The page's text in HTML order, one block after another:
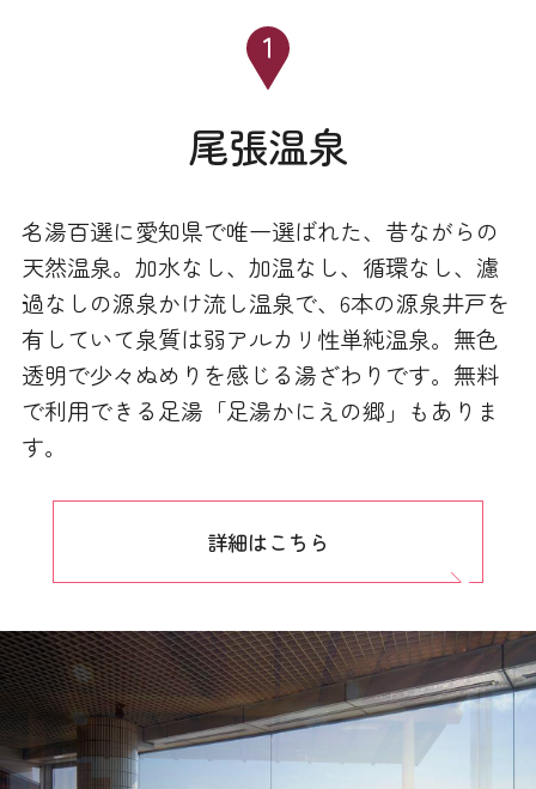
尾張温泉
名湯百選に愛知県で唯一選ばれた、昔ながらの
天然温泉。加水なし、加温なし、循環なし、濾
過なしの源泉かけ流し温泉で、6本の源泉井戸を
有していて泉質は弱アルカリ性単純温泉。無色
透明で少々ぬめりを感じる湯ざわりです。無料
で利用できる足湯「足湯かにえの郷」もありま
す。
詳細はこちら